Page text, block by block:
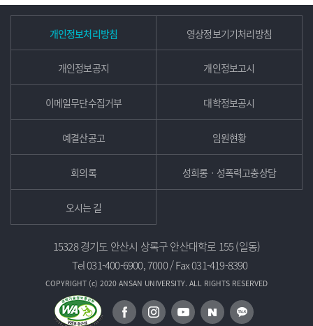
개인정보처리방침 영상정보기기처리방침
개인정보공지 개인정보고시
이메일무단수집거부 대학정보공시
예결산공고 임원현황
회의록 성희롱ㆍ성폭력고충상담
오시는 길
15328 경기도 안산시 상록구 안산대학로 155 (일동)
Tel 031-400-6900, 7000 / Fax 031-419-8390
COPYRIGHT (c) 2020 ANSAN UNIVERSITY. ALL RIGHTS RESERVED